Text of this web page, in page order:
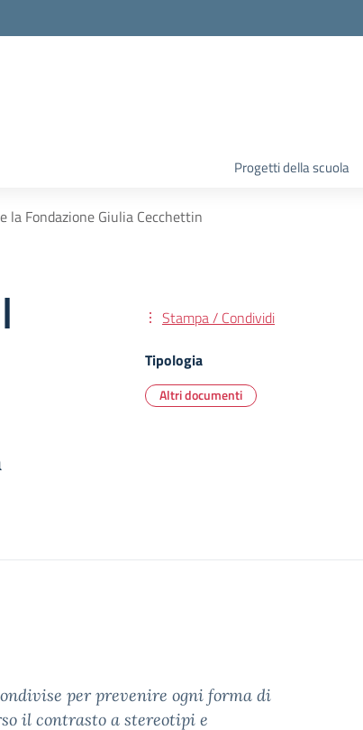
Progetti della scuola
la Fondazione Giulia Cecchettin
Stampa / Condividi
Tipologia
Altri documenti
per prevenire ogni forma di
il contrasto a stereotipi e